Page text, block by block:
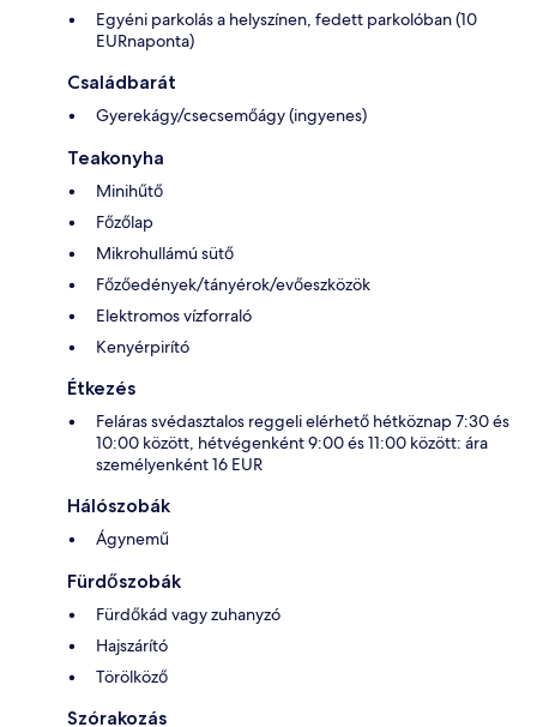
Egyéni parkolás a helyszínen, fedett parkolóban (10
EURnaponta)
Családbarát
Gyerekágy/csecsemőágy (ingyenes)
Teakonyha
Minihűtő
Főzőlap
Mikrohullámú sütő
Főzőedények/tányérok/evőeszközök
Elektromos vízforraló
Kenyérpirító
Étkezés
Feláras svédasztalos reggeli elérhető hétköznap 7:30 és
10:00 között, hétvégenként 9:00 és 11:00 között: ára
személyenként 16 EUR
Hálószobák
Ágynemű
Fürdőszobák
Fürdőkád vagy zuhanyzó
Hajszárító
Törölköző
Szórakozás